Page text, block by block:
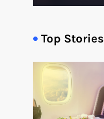
Top Stories